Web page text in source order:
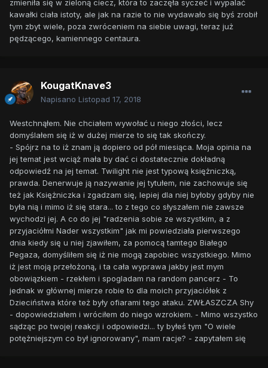
zmieniła się w zieloną ciecz, która to zaczęła syczeć i wypalać
kawałki ciała istoty, ale jak na razie to nie wydawało się byś zrobił
tym zbyt wiele, poza zwróceniem na siebie uwagi, teraz już
pędzącego, kamiennego centaura.
KougatKnave3
Napisano Listopad 17, 2018
Westchnąłem. Nie chciałem wywołać u niego złości, lecz
domyślałem się iż w dużej mierze to się tak skończy.
- Spójrz na to iż znam ją dopiero od pół miesiąca. Moja opinia na
jej temat jest wciąż mała by dać ci dostatecznie dokładną
odpowiedź na jej temat. Twilight nie jest typową księżniczką,
prawda. Denerwuje ją nazywanie jej tytułem, nie zachowuje się
też jak Księżniczka i zgadzam się, lepiej dla niej byłoby gdyby nie
była nią i mimo iż się stara... to z tego co słyszałem nie zawsze
wychodzi jej. A co do jej "radzenia sobie ze wszystkim, a z
przyjaciółmi Nader wszystkim" jak mi powiedziała pierwszego
dnia kiedy się u niej zjawiłem, za pomocą tamtego Białego
Pegaza, domyśliłem się iż nie mogą zapobiec wszystkiego. Mimo
iż jest moją przełożoną, i ta cała wyprawa jakby jest mym
obowiązkiem - rzekłem i spogladam na random pancerz - To
jednak w głównej mierze robie to dla moich przyjaciółek z
Dzieciństwa które też były ofiarami tego ataku. ZWŁASZCZA Shy
- dopowiedziałem i wróciłem do niego wzrokiem. - Mimo wszystko
sądząc po twojej reakcji i odpowiedzi... ty byłeś tym "O wiele
potężniejszym co był ignorowany", mam racje? - zapytałem się